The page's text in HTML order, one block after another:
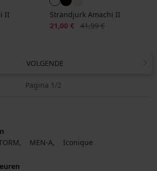
II
prijs
Strandjurk Amachi II
Korting
21,00 € Oorspronkelijke prijs
41,99 €
VOLGENDE
Pagina 1/2
MEN-A Iconique